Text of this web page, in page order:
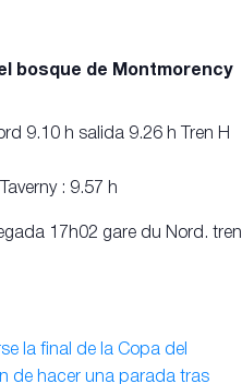
bosque de Montmorency
9.10 h salida 9.26 h Tren H
: 9.57 h
17h02 gare du Nord. tren
la final de la Copa del
de hacer una parada tras